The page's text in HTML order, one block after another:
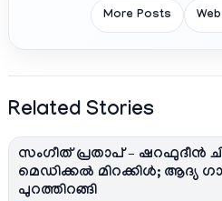
More Posts
Related Stories
സംഗീത് പ്രതാപ് – ഷറഫുദീൻ
മെഡിക്കൽ മിറക്കിൾ; ആദ്യ
പുറത്തിറങ്ങി